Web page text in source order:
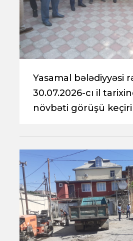
Yasamal bələdiyyəsi
30.07.2026-cı il
növbəti görüşü